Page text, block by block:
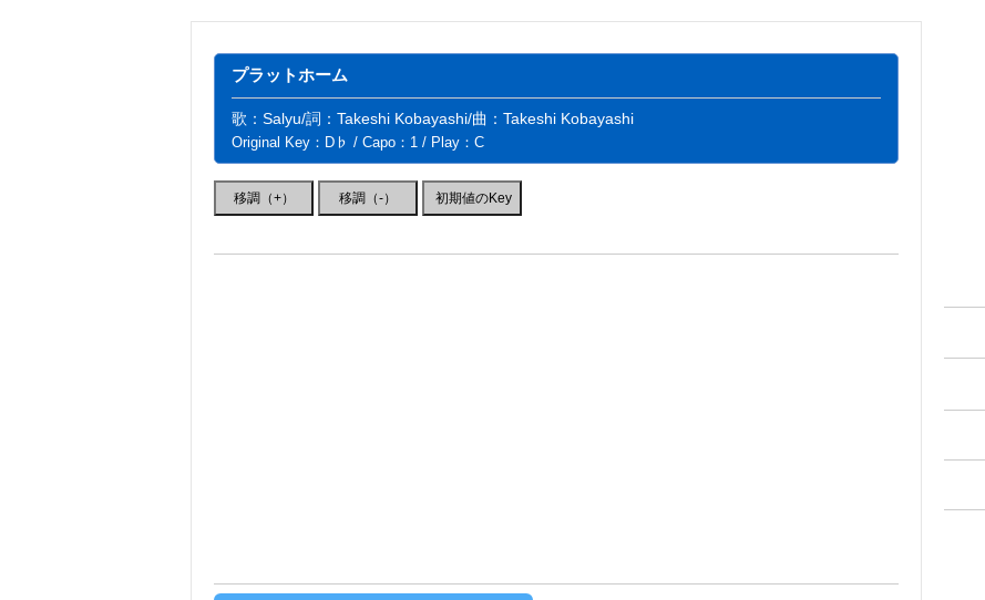
プラットホーム
歌：Salyu/詞：Takeshi Kobayashi/曲：Takeshi Kobayashi
Original Key：D♭ / Capo：1 / Play：C